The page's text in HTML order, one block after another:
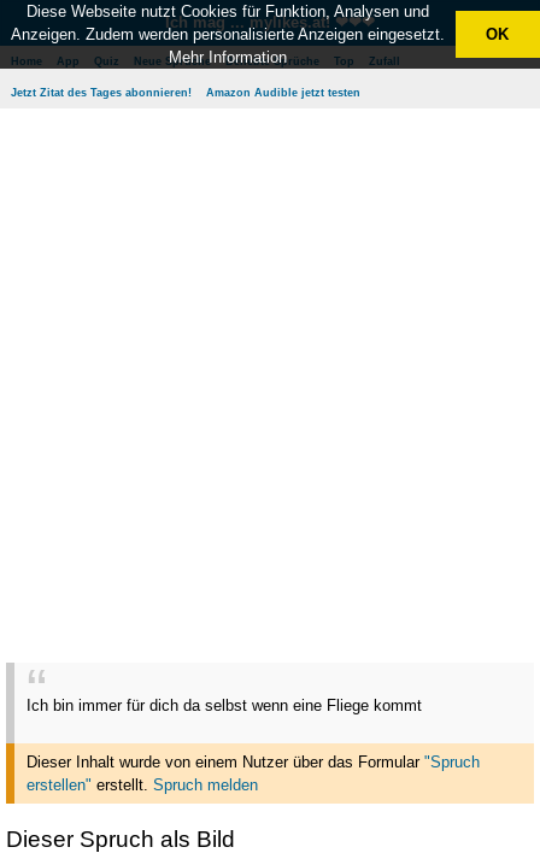
Ich mag ... mylikes.at! ❤❤❤
Home App Quiz Neue Sprüche Beliebte Sprüche Top Zufall
Jetzt Zitat des Tages abonnieren! Amazon Audible jetzt testen
Ich bin immer für dich da selbst wenn eine Fliege kommt
Dieser Inhalt wurde von einem Nutzer über das Formular "Spruch
erstellen" erstellt. Spruch melden
Dieser Spruch als Bild
Diese Webseite nutzt Cookies für Funktion, Analysen und
Anzeigen. Zudem werden personalisierte Anzeigen eingesetzt.
Mehr Information
OK